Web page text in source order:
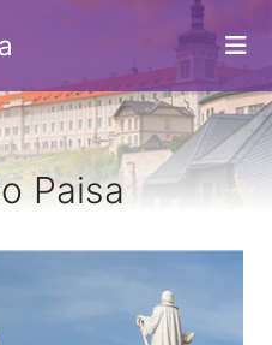
Paisa